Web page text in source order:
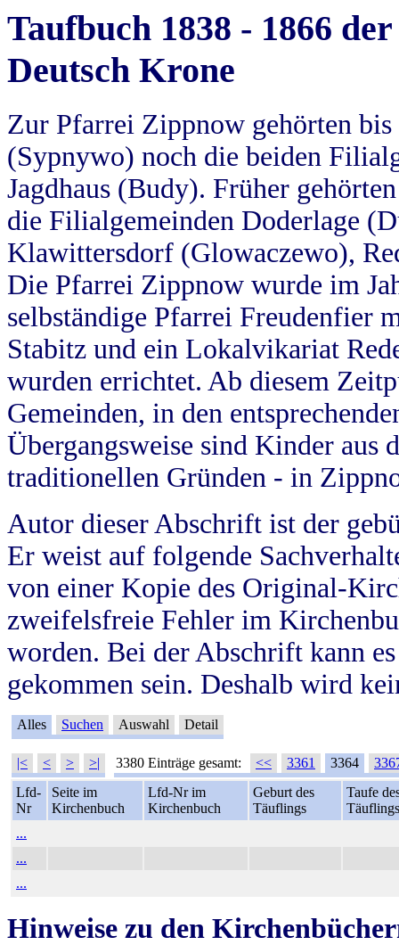
Taufbuch 1838 - 1866
Deutsch Krone
Zur Pfarrei Zippnow gehörten
(Sypnywo) noch die beiden
Jagdhaus (Budy). Früher
die Filialgemeinden Doderlage
Klawittersdorf (Glowaczewo),
Die Pfarrei Zippnow wurde im
selbständige Pfarrei Freudenfier
Stabitz und ein Lokalvikariat
wurden errichtet. Ab diesem
Gemeinden, in den
Übergangsweise sind Kinder aus
traditionellen Gründen - in
Autor dieser Abschrift ist der
Er weist auf folgende
von einer Kopie des Original-
zweifelsfreie Fehler im
worden. Bei der Abschrift kann
gekommen sein. Deshalb wird
Alles Suchen Auswahl Detail
|< < > >| 3380 Einträge gesamt: << 3361 3364
Lfd-
Nr
Seite im
Kirchenbuch
Lfd-Nr im
Kirchenbuch
Geburt des
Täuflings
Taufe
Täuflings
...
...
...
Hinweise zu den